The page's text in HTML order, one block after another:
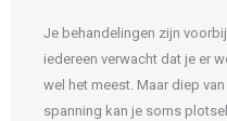
Je behandelingen zijn
iedereen verwacht dat je er
wel het meest. Maar diep
spanning kan je soms